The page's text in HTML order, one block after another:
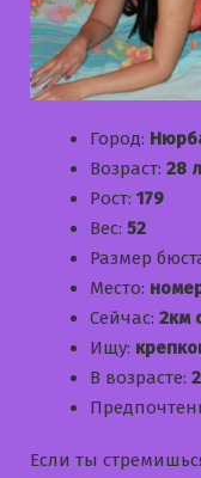
Город:
Возраст: 28
Рост: 179
Вес: 52
Размер
Место:
Сейчас: 2км
Ищу:
В возрасте:
Если ты